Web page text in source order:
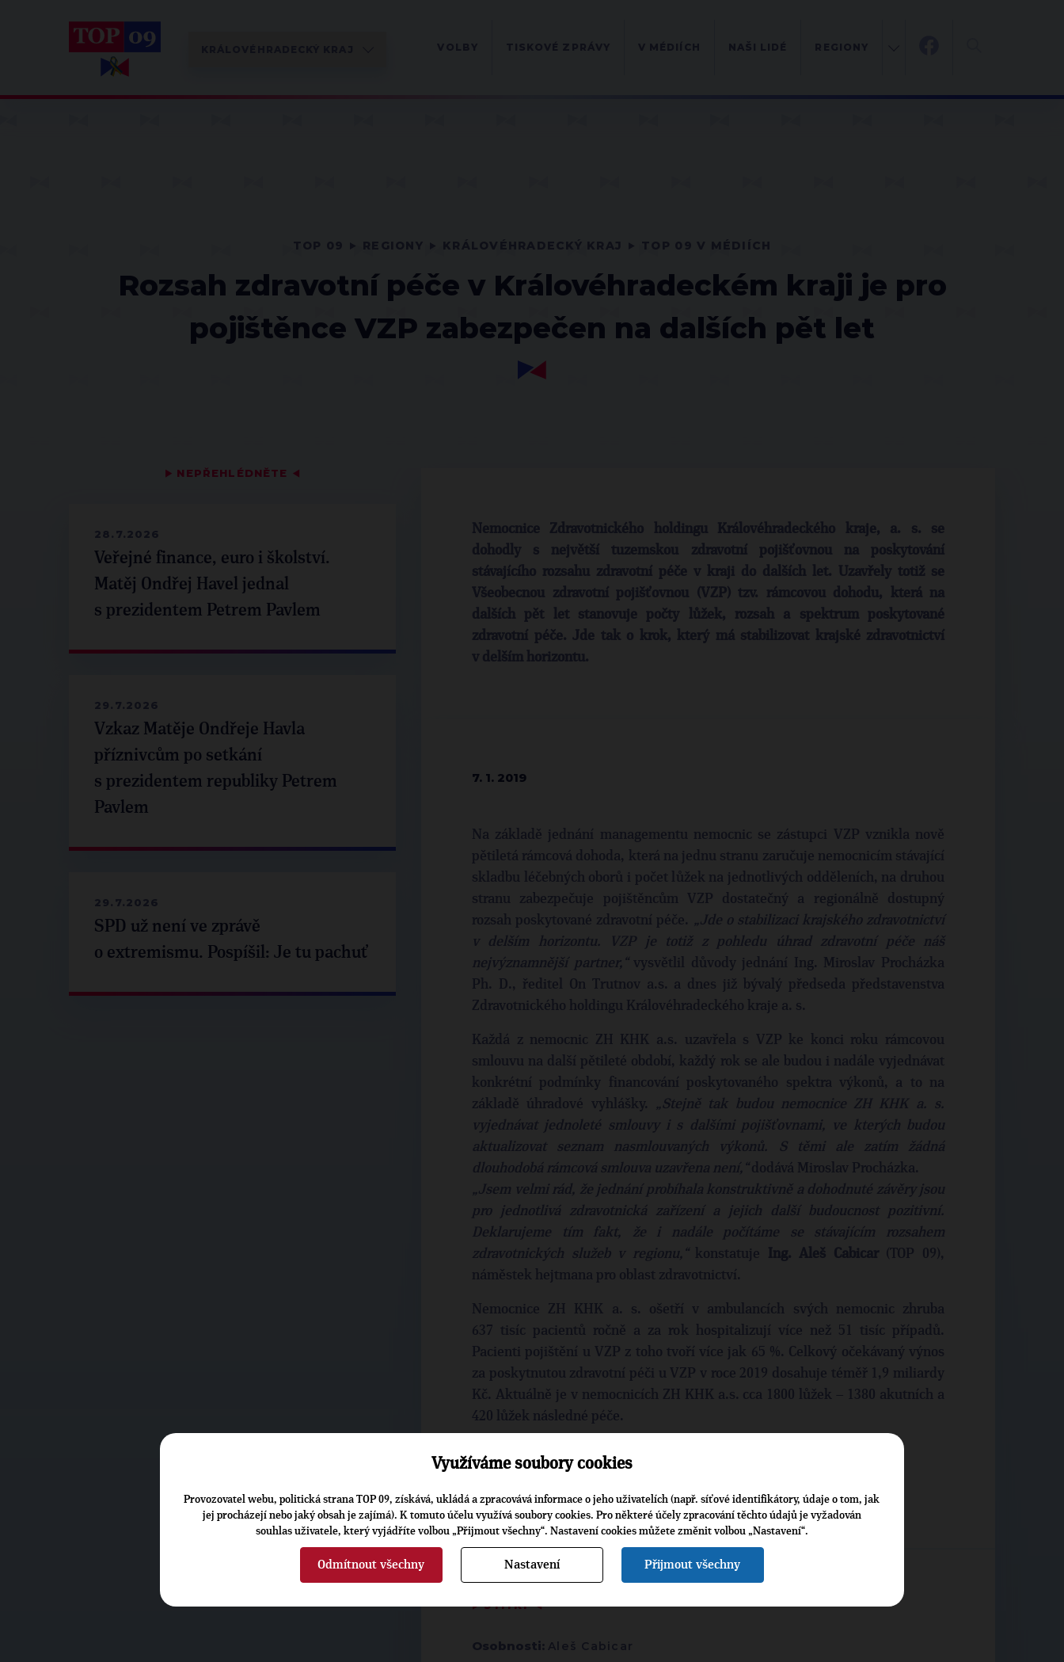
Rozsah zdravotní péče v Královéhradeckém kraji je pro
pojištěnce VZP zabezpečen na dalších pět let
▶ NEPŘEHLÉDNĚTE ◀
28.7.2026
Veřejné finance, euro i školství.
Matěj Ondřej Havel jednal
s prezidentem Petrem Pavlem
29.7.2026
Vzkaz Matěje Ondřeje Havla
příznivcům po setkání
s prezidentem republiky Petrem
Pavlem
29.7.2026
SPD už není ve zprávě
o extremismu. Pospíšil: Je tu pachuť
Nemocnice Zdravotnického holdingu Královéhradeckého kraje, a. s. se
dohodly s největší tuzemskou zdravotní pojišťovnou na poskytování
stávajícího rozsahu zdravotní péče v kraji do dalších let. Uzavřely totiž se
Všeobecnou zdravotní pojišťovnou (VZP) tzv. rámcovou dohodu, která na
dalších pět let stanovuje počty lůžek, rozsah a spektrum poskytované
zdravotní péče. Jde tak o krok, který má stabilizovat krajské zdravotnictví
v delším horizontu.
7. 1. 2019
Na základě jednání managementu nemocnic se zástupci VZP vznikla nově
pětiletá rámcová dohoda, která na jednu stranu zaručuje nemocnicím stávající
skladbu léčebných oborů i počet lůžek na jednotlivých odděleních, na druhou
stranu zabezpečuje pojištěncům VZP dostatečný a regionálně dostupný
rozsah poskytované zdravotní péče. „Jde o stabilizaci krajského zdravotnictví
v delším horizontu. VZP je totiž z pohledu úhrad zdravotní péče náš
nejvýznamnější partner,“vysvětlil důvody jednání Ing. Miroslav Procházka
Ph. D., ředitel On Trutnov a.s. a dnes již bývalý předseda představenstva
Zdravotnického holdingu Královéhradeckého kraje a. s.
Každá z nemocnic ZH KHK a.s. uzavřela s VZP ke konci roku rámcovou
smlouvu na další pětileté období, každý rok se ale budou i nadále vyjednávat
konkrétní podmínky financování poskytovaného spektra výkonů, a to na
základě úhradové vyhlášky.
„Stejně tak budou nemocnice ZH KHK a. s.
vyjednávat jednoleté smlouvy i s dalšími pojišťovnami, ve kterých budou
aktualizovat seznam nasmlouvaných výkonů. S těmi ale zatím žádná
dlouhodobá rámcová smlouva uzavřena není,“dodává Miroslav Procházka.
„Jsem velmi rád, že jednání probíhala konstruktivně a dohodnuté závěry jsou
pro jednotlivá zdravotnická zařízení a jejich další budoucnost pozitivní.
Deklarujeme tím fakt, že i nadále počítáme se stávajícím rozsahem
zdravotnických služeb v regionu,“
konstatuje Ing. Aleš Cabicar(TOP 09),
náměstek hejtmana pro oblast zdravotnictví.
Nemocnice ZH KHK a. s. ošetří v ambulancích svých nemocnic zhruba
637 tisíc pacientů ročně a za rok hospitalizují více než 51 tisíc případů.
Pacienti pojištění u VZP z toho tvoří více jak 65 %. Celkový očekávaný výnos
za poskytnutou zdravotní péči u VZP v roce 2019 dosahuje téměř 1,9 miliardy
Kč. Aktuálně je v nemocnicích ZH KHK a.s. cca 1800 lůžek – 1380 akutních a
420 lůžek následné péče.
ING. MAGDALÉNA DOLEŽALOVÁ
▶ŠTÍTKY◀
Osobnosti: Aleš Cabicar
Využíváme soubory cookies
Provozovatel webu, politická strana TOP 09, získává, ukládá a zpracovává informace o jeho uživatelích (např. síťové identifikátory, údaje o tom, jak
jej procházejí nebo jaký obsah je zajímá). K tomuto účelu využívá soubory cookies. Pro některé účely zpracování těchto údajů je vyžadován
souhlas uživatele, který vyjádříte volbou „Přijmout všechny“. Nastavení cookies můžete změnit volbou „Nastavení“.
Odmítnout všechny Nastavení Přijmout všechny